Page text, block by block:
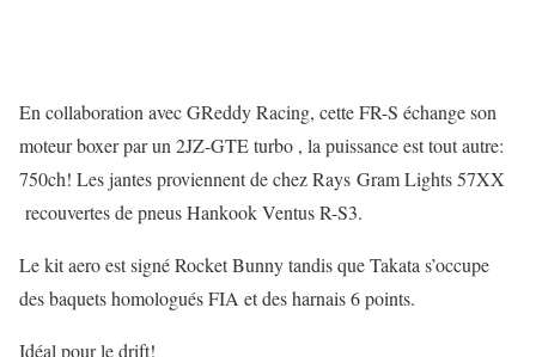
En collaboration avec GReddy Racing, cette FR-S échange son
moteur boxer par un 2JZ-GTE turbo , la puissance est tout autre:
750ch! Les jantes proviennent de chez Rays Gram Lights 57XX
recouvertes de pneus Hankook Ventus R-S3.
Le kit aero est signé Rocket Bunny tandis que Takata s’occupe
des baquets homologués FIA et des harnais 6 points.
Idéal pour le drift!